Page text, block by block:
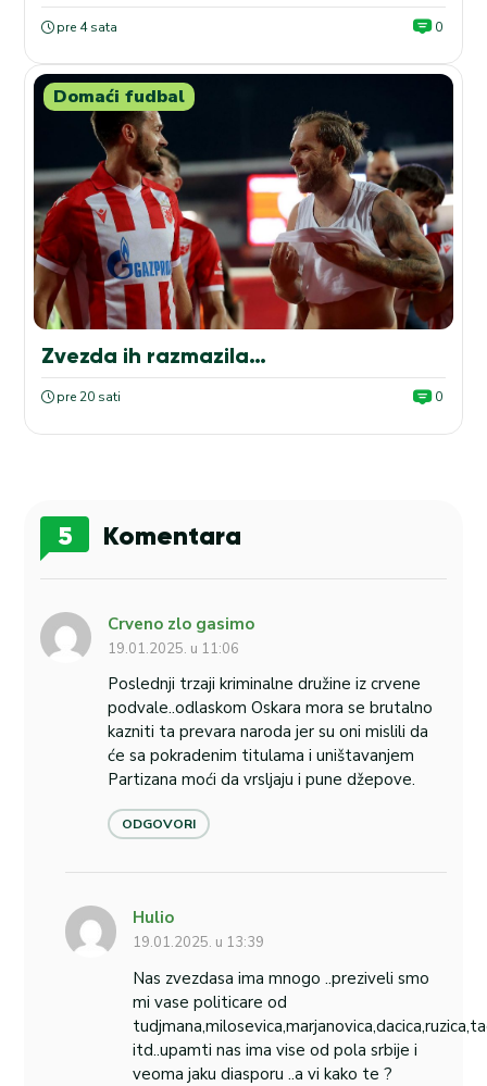
pre 4 sata 0
Domaći fudbal
Zvezda ih razmazila…
pre 20 sati 0
5 Komentara
Crveno zlo gasimo
19.01.2025. u 11:06
Poslednji trzaji kriminalne družine iz crvene
podvale..odlaskom Oskara mora se brutalno
kazniti ta prevara naroda jer su oni mislili da
će sa pokradenim titulama i uništavanjem
Partizana moći da vrsljaju i pune džepove.
ODGOVORI
Hulio
19.01.2025. u 13:39
Nas zvezdasa ima mnogo ..preziveli smo
mi vase politicare od
itd..upamti nas ima vise od pola srbije i
veoma jaku diasporu ..a vi kako te ?